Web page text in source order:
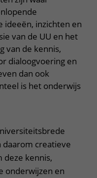
ideeën, inzichten en
van de UU en het
van de kennis,
dialoogvoering en
dan ook
is het onderwijs
creatieve
kennis,
onderwijzen en